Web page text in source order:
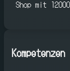
Shop mit
Kompetenzen